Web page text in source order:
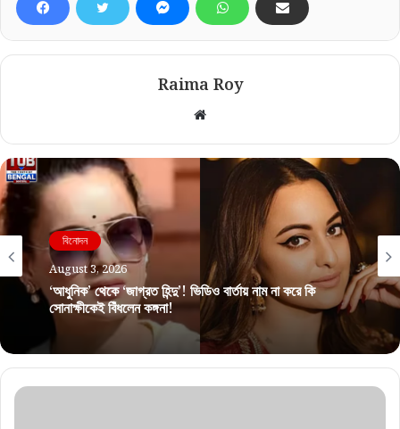
Raima Roy
Website
বিনোদন
August 3, 2026
‘আধুনিক’ থেকে ‘জাগ্রত হিন্দু’! ভিডিও বার্তায় নাম না করে কি
সোনাক্ষীকেই বিঁধলেন কঙ্গনা!